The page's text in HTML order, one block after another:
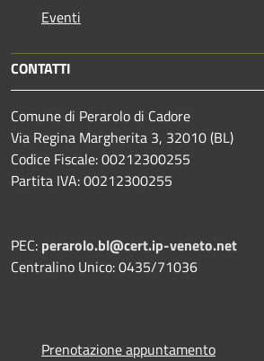
Eventi
CONTATTI
Comune di Perarolo di Cadore
Via Regina Margherita 3, 32010 (BL)
Codice Fiscale: 00212300255
Partita IVA: 00212300255
PEC: perarolo.bl@cert.ip-veneto.net
Centralino Unico: 0435/71036
Prenotazione appuntamento